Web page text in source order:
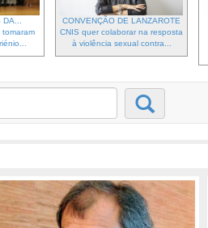
tomaram
CONVENÇÃO DE LANZAROTE
CNIS quer colaborar na resposta
à violência sexual contra...